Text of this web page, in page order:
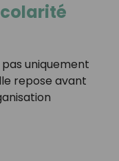
uniquement
repose avant